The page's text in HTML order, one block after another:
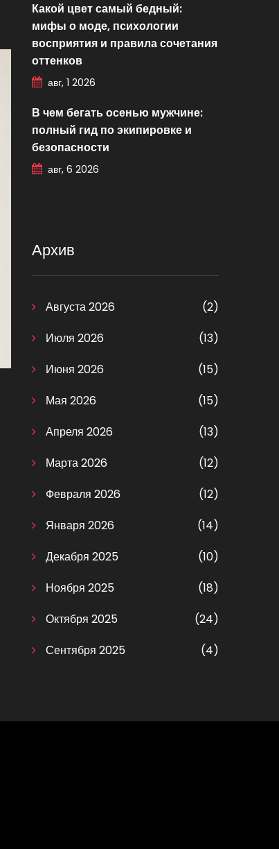
Какой цвет самый бедный:
мифы о моде, психологии
восприятия и правила сочетания
оттенков
авг, 1 2026
В чем бегать осенью мужчине:
полный гид по экипировке и
безопасности
авг, 6 2026
Архив
Августа 2026
(2)
Июля 2026
(13)
Июня 2026
(15)
Мая 2026
(15)
Апреля 2026
(13)
Марта 2026
(12)
Февраля 2026
(12)
Января 2026
(14)
Декабря 2025
(10)
Ноября 2025
(18)
Октября 2025
(24)
Сентября 2025
(4)